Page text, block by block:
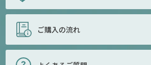
ご購入の流れ